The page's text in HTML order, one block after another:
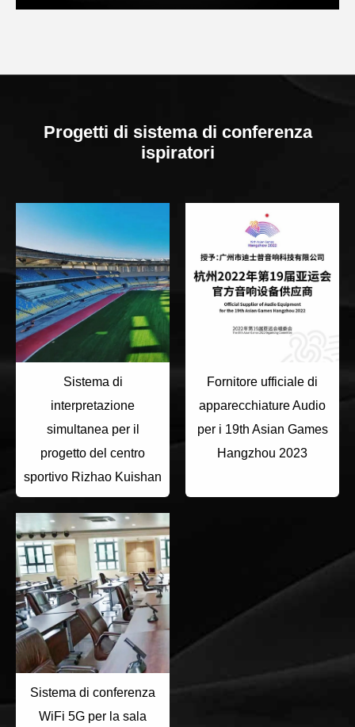
Progetti di sistema di conferenza
ispiratori
Sistema di
interpretazione
simultanea per il
progetto del centro
sportivo Rizhao Kuishan
Fornitore ufficiale di
apparecchiature Audio
per i 19th Asian Games
Hangzhou 2023
Sistema di conferenza
WiFi 5G per la sala